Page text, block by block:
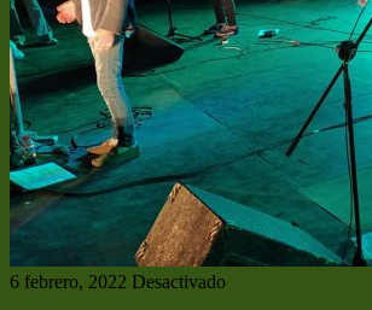
6 febrero, 2022 Desactivado